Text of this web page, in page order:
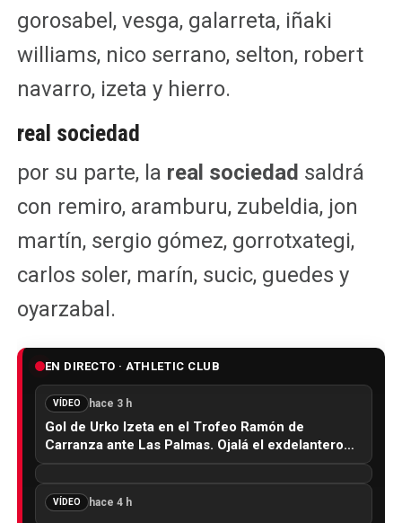
gorosabel, vesga, galarreta, iñaki
williams, nico serrano, selton, robert
navarro, izeta y hierro.
real sociedad
por su parte, la real sociedad saldrá
con remiro, aramburu, zubeldia, jon
martín, sergio gómez, gorrotxategi,
carlos soler, marín, sucic, guedes y
oyarzabal.
EN DIRECTO · ATHLETIC CLUB
VÍDEO hace 3 h
Gol de Urko Izeta en el Trofeo Ramón de
Carranza ante Las Palmas. Ojalá el exdelantero…
VÍDEO hace 4 h